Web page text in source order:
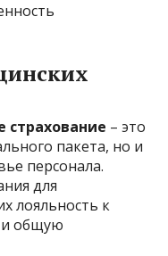
страхование – это
пакета, но и
персонала.
для
лояльность к
и общую